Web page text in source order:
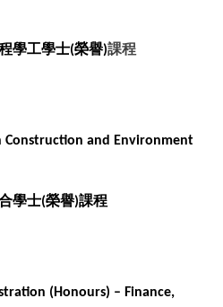
學工學士(榮譽)課程
Construction and Environment
學士(榮譽)課程
(Honours) – Finance,